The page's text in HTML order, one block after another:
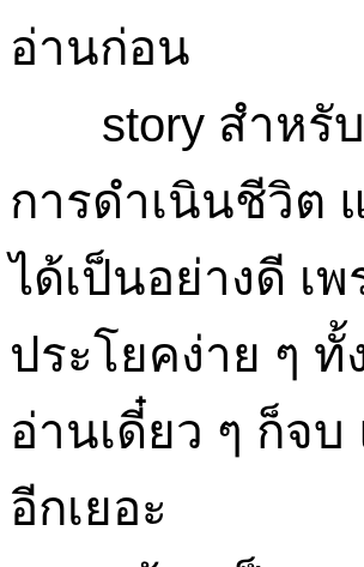
อ่านก่อน
story สำหรับ
การดำเนินชีวิต
ได้เป็นอย่างดี เ
ประโยคง่าย ๆ
อ่านเดี๋ยว ๆ ก็จ
อีกเยอะ